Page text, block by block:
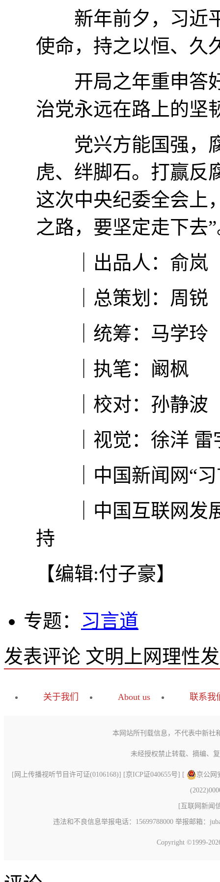
新年前夕，习近平
使命，持之以恒、久
开局之年重申答好
治党永远在路上的坚
党兴方能国强，腐
虎、绊脚石。打赢反
这次中央纪委全会上
之路，要坚定走下去
｜出品人：俞岚
｜总策划：周锐
｜统筹：马学玲
｜执笔：阚枫
｜校对：孙静波
｜视觉：徐洋 雷
｜中国新闻网“习
｜中国互联网发展
持
【编辑:付子豪】
专题： 习言道
发表评论 文明上网理性
关于我们 About us 联系我
本网站所刊载信息，不代表中新社
未经授权禁止转载、摘编、
[ 网上传播视听节目许可证(0106168)] [京ICP证040655号] [ 京公网
[ 互联网新闻
违法和不良信息举报电话：15699788000 举报邮箱：
Copyright ©1999-